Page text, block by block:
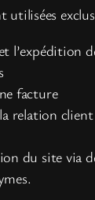
utilisées
l’expédition
facture
relation
du site via